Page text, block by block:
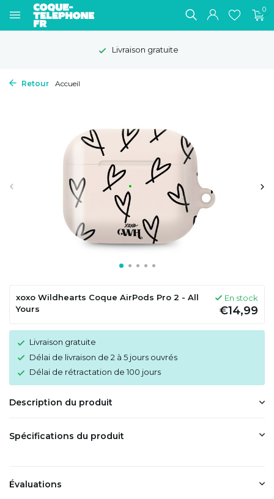
0
Délai de rétractation de
Retour Accueil
xoxo Wildhearts Coque AirPods Pro 2 - All
Yours
En stock
€14,99
Livraison gratuite
Délai de livraison de 2 à 5 jours ouvrés
Délai de rétractation de 100 jours
Description du produit
Spécifications du produit
Évaluations